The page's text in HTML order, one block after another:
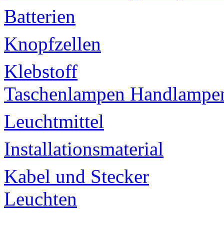
Batterien
Knopfzellen
Klebstoff
Taschenlampen
Leuchtmittel
Installationsmaterial
Kabel und Stecker
Leuchten